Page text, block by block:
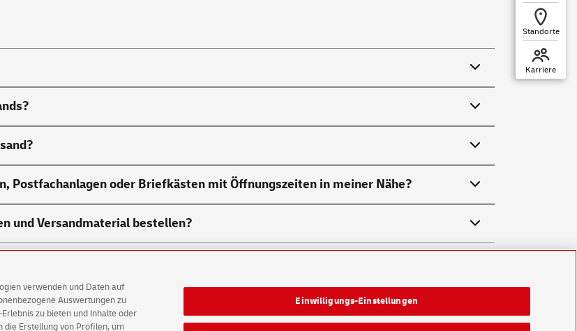
Standorte
Karriere
Postfachanlagen oder Briefkästen mit Öffnungszeiten in meiner Nähe?
und Versandmaterial bestellen?
verwenden und Daten auf
Auswertungen zu
zu bieten und Inhalte oder
die Erstellung von Profilen, um
Einwilligungs-Einstellungen